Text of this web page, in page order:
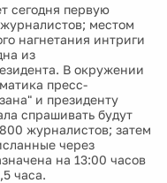
сегодня первую
местом
нагнетания интриги
из
В окружении
пресс-
и президенту
спрашивать будут
журналистов; затем
через
на 13:00 часов
часа.